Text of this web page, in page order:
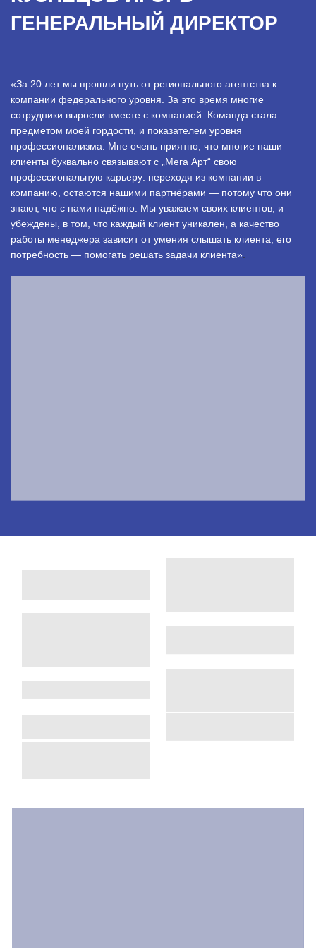
ГЕНЕРАЛЬНЫЙ ДИРЕКТОР
«За 20 лет мы прошли путь от регионального агентства к
компании федерального уровня. За это время многие
сотрудники выросли вместе с компанией. Команда стала
предметом моей гордости, и показателем уровня
профессионализма. Мне очень приятно, что многие наши
клиенты буквально связывают с „Мега Арт“ свою
профессиональную карьеру: переходя из компании в
компанию, остаются нашими партнёрами — потому что они
знают, что с нами надёжно. Мы уважаем своих клиентов, и
убеждены, в том, что каждый клиент уникален, а качество
работы менеджера зависит от умения слышать клиента, его
потребность — помогать решать задачи клиента».